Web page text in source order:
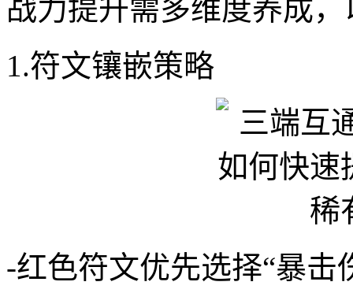
战力提升需多维度养成
1.符文镶嵌策略
-红色符文优先选择“暴击